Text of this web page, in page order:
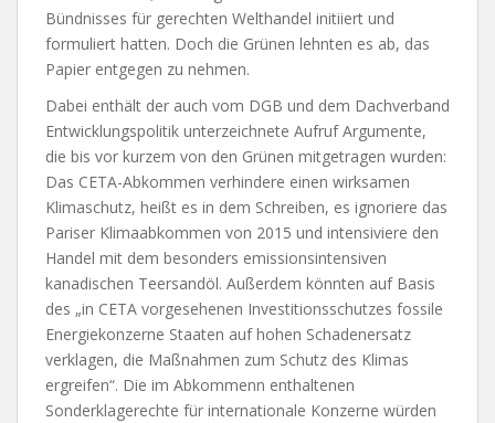
Bündnisses für gerechten Welthandel initiiert und
formuliert hatten. Doch die Grünen lehnten es ab, das
Papier entgegen zu nehmen.
Dabei enthält der auch vom DGB und dem Dachverband
Entwicklungspolitik unterzeichnete Aufruf Argumente,
die bis vor kurzem von den Grünen mitgetragen wurden:
Das CETA-Abkommen verhindere einen wirksamen
Klimaschutz, heißt es in dem Schreiben, es ignoriere das
Pariser Klimaabkommen von 2015 und intensiviere den
Handel mit dem besonders emissionsintensiven
kanadischen Teersandöl. Außerdem könnten auf Basis
des „in CETA vorgesehenen Investitionsschutzes fossile
Energiekonzerne Staaten auf hohen Schadenersatz
verklagen, die Maßnahmen zum Schutz des Klimas
ergreifen“. Die im Abkommenn enthaltenen
Sonderklagerechte für internationale Konzerne würden